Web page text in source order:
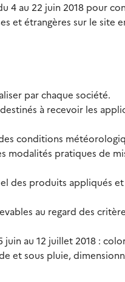
4 au 22 juin 2018 pour
et étrangères sur le site
par chaque société.
à recevoir les
conditions
modalités pratiques de
des produits appliqués
au regard des
juin au 12 juillet 2018 :
et sous pluie,